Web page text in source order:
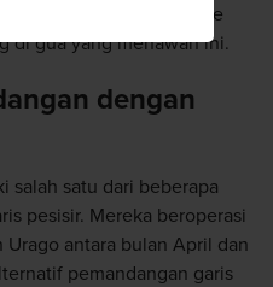
Anda dapat turun ke
di gua yang menawan ini.
dengan
salah satu dari beberapa
pesisir. Mereka beroperasi
antara bulan April dan
pemandangan garis